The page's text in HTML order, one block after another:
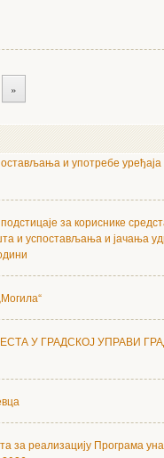
»
и употребе уређаја
за кориснике
и успостављања и јачања
У ГРАДСКОЈ УПРАВИ
за реализацију Програма